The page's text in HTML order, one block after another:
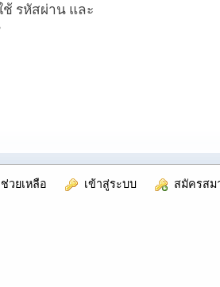
ช้ รหัสผ่าน และ
ช่วยเหลือ เข้าสู่ระบบ สมัครสม